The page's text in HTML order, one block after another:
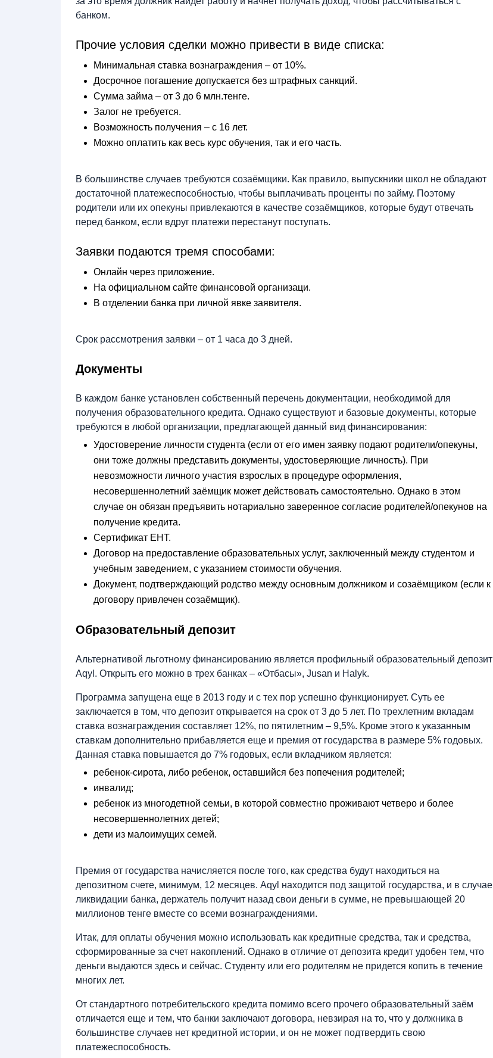
банком.
Прочие условия сделки можно привести в виде списка:
Минимальная ставка вознаграждения – от 10%.
Досрочное погашение допускается без штрафных санкций.
Сумма займа – от 3 до 6 млн.тенге.
Залог не требуется.
Возможность получения – с 16 лет.
Можно оплатить как весь курс обучения, так и его часть.
В большинстве случаев требуются созаёмщики. Как правило, выпускники школ не обладают
достаточной платежеспособностью, чтобы выплачивать проценты по займу. Поэтому
родители или их опекуны привлекаются в качестве созаёмщиков, которые будут отвечать
перед банком, если вдруг платежи перестанут поступать.
Заявки подаются тремя способами:
Онлайн через приложение.
На официальном сайте финансовой организаци.
В отделении банка при личной явке заявителя.
Срок рассмотрения заявки – от 1 часа до 3 дней.
Документы
В каждом банке установлен собственный перечень документации, необходимой для
получения образовательного кредита. Однако существуют и базовые документы, которые
требуются в любой организации, предлагающей данный вид финансирования:
Удостоверение личности студента (если от его имен заявку подают родители/опекуны,
они тоже должны представить документы, удостоверяющие личность). При
невозможности личного участия взрослых в процедуре оформления,
несовершеннолетний заёмщик может действовать самостоятельно. Однако в этом
случае он обязан предъявить нотариально заверенное согласие родителей/опекунов на
получение кредита.
Сертификат ЕНТ.
Договор на предоставление образовательных услуг, заключенный между студентом и
учебным заведением, с указанием стоимости обучения.
Документ, подтверждающий родство между основным должником и созаёмщиком (если к
договору привлечен созаёмщик).
Образовательный депозит
Альтернативой льготному финансированию является профильный образовательный депозит
Aqyl. Открыть его можно в трех банках – «Отбасы», Jusan и Halyk.
Программа запущена еще в 2013 году и с тех пор успешно функционирует. Суть ее
заключается в том, что депозит открывается на срок от 3 до 5 лет. По трехлетним вкладам
ставка вознаграждения составляет 12%, по пятилетним – 9,5%. Кроме этого к указанным
ставкам дополнительно прибавляется еще и премия от государства в размере 5% годовых.
Данная ставка повышается до 7% годовых, если вкладчиком является:
ребенок-сирота, либо ребенок, оставшийся без попечения родителей;
инвалид;
ребенок из многодетной семьи, в которой совместно проживают четверо и более
несовершеннолетних детей;
дети из малоимущих семей.
Премия от государства начисляется после того, как средства будут находиться на
депозитном счете, минимум, 12 месяцев. Aqyl находится под защитой государства, и в случае
ликвидации банка, держатель получит назад свои деньги в сумме, не превышающей 20
миллионов тенге вместе со всеми вознаграждениями.
Итак, для оплаты обучения можно использовать как кредитные средства, так и средства,
сформированные за счет накоплений. Однако в отличие от депозита кредит удобен тем, что
деньги выдаются здесь и сейчас. Студенту или его родителям не придется копить в течение
многих лет.
От стандартного потребительского кредита помимо всего прочего образовательный заём
отличается еще и тем, что банки заключают договора, невзирая на то, что у должника в
большинстве случаев нет кредитной истории, и он не может подтвердить свою
платежеспособность.